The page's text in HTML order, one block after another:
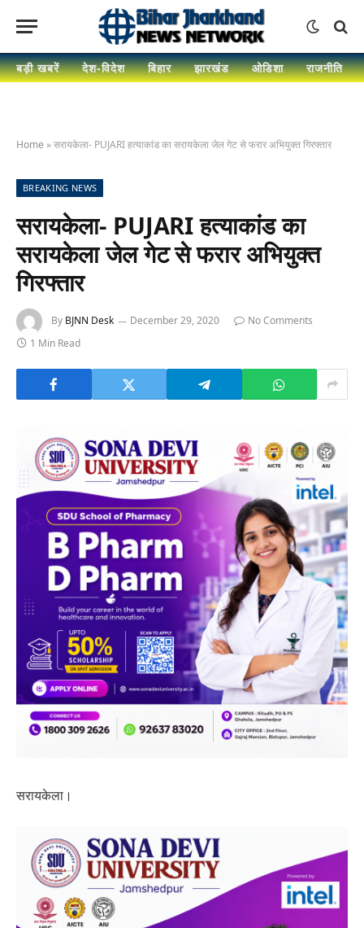
बड़ी खबरें देश-विदेश बिहार झारखंड ओडिशा राजनीति
Home »सरायकेला- PUJARI हत्याकांड का सरायकेला जेल गेट से फरार अभियुक्त गिरफ्तार
BREAKING NEWS
सरायकेला- PUJARI हत्याकांड का
सरायकेला जेल गेट से फरार अभियुक्त
गिरफ्तार
By BJNN Desk December 29, 2020
No Comments
1 Min Read
सरायकेला।